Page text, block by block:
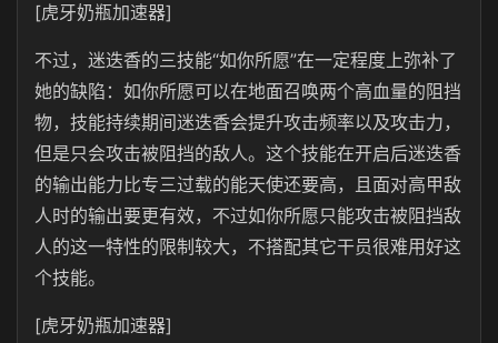
[虎牙奶瓶加速器]
不过，迷迭香的三技能“如你所愿”在一定程度上弥补了
她的缺陷：如你所愿可以在地面召唤两个高血量的阻挡
物，技能持续期间迷迭香会提升攻击频率以及攻击力，
但是只会攻击被阻挡的敌人。这个技能在开启后迷迭香
的输出能力比专三过载的能天使还要高，且面对高甲敌
人时的输出要更有效，不过如你所愿只能攻击被阻挡敌
人的这一特性的限制较大，不搭配其它干员很难用好这
个技能。
[虎牙奶瓶加速器]